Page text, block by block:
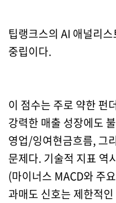
팁랭크스의 AI 애널리
중립이다.
이 점수는 주로 약한 펀
강력한 매출 성장에도
영업/잉여현금흐름, 그
문제다. 기술적 지표 역
(마이너스 MACD와 주
과매도 신호는 제한적